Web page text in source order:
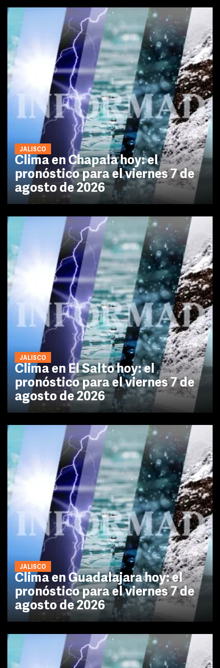
JALISCO
Clima en Chapala hoy: el
pronóstico para el viernes 7 de
agosto de 2026
JALISCO
Clima en El Salto hoy: el
pronóstico para el viernes 7 de
agosto de 2026
JALISCO
Clima en Guadalajara hoy: el
pronóstico para el viernes 7 de
agosto de 2026